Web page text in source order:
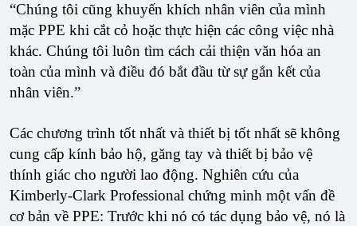
“Chúng tôi cũng khuyến khích nhân viên của mình
mặc PPE khi cắt cỏ hoặc thực hiện các công việc nhà
khác. Chúng tôi luôn tìm cách cải thiện văn hóa an
toàn của mình và điều đó bắt đầu từ sự gắn kết của
nhân viên.”
Các chương trình tốt nhất và thiết bị tốt nhất sẽ không
cung cấp kính bảo hộ, găng tay và thiết bị bảo vệ
thính giác cho người lao động. Nghiên cứu của
Kimberly-Clark Professional chứng minh một vấn đề
cơ bản về PPE: Trước khi nó có tác dụng bảo vệ, nó là